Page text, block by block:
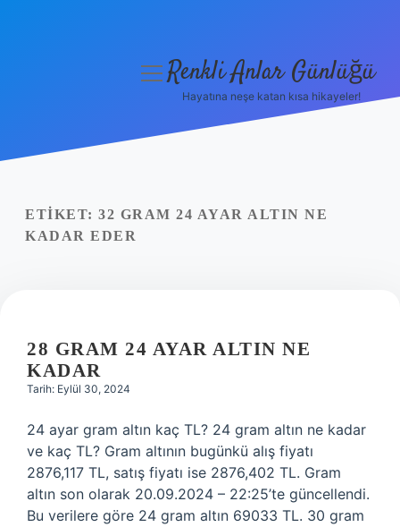
Yasal Uyarı
menüyüRenkli Anlar Günlüğü
Hayatına neşe katan kısa hikayeler!
ETIKET: 32 GRAM 24 AYAR ALTIN NE
KADAR EDER
28 GRAM 24 AYAR ALTIN NE
KADAR
Tarih: Eylül 30, 2024
24 ayar gram altın kaç TL? 24 gram altın ne kadar
ve kaç TL? Gram altının bugünkü alış fiyatı
2876,117 TL, satış fiyatı ise 2876,402 TL. Gram
altın son olarak 20.09.2024 – 22:25’te güncellendi.
Bu verilere göre 24 gram altın 69033 TL. 30 gram